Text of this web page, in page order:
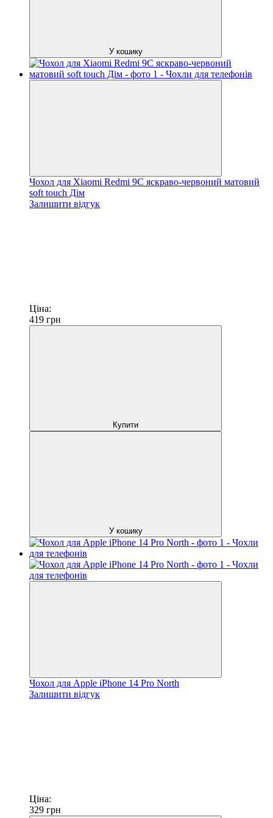
У кошику
Чохол для Xiaomi Redmi 9C яскраво-червоний матовий
soft touch Дім
Залишити відгук
Ціна:
419 грн
Купити
У кошику
Чохол для Apple iPhone 14 Pro North
Залишити відгук
Ціна:
329 грн